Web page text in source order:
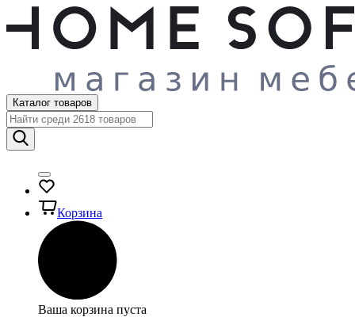
Каталог товаров
Корзина
Ваша корзина пуста